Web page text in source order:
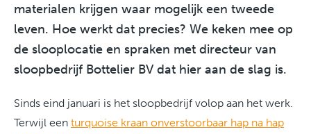
materialen krijgen waar mogelijk een tweede
leven. Hoe werkt dat precies? We keken mee op
de slooplocatie en spraken met directeur van
sloopbedrijf Bottelier BV dat hier aan de slag is.
Sinds eind januari is het sloopbedrijf volop aan het werk.
Terwijl een turquoise kraan onverstoorbaar hap na hap